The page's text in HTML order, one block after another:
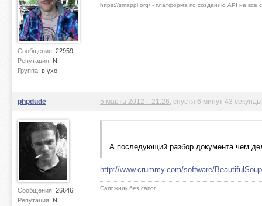
Сообщения: 22959
Репутация: N
Группа: в ухо
https://smappi.org/ - платформа по созданию API на все
phpdude
Сообщения: 26646
Репутация: N
5 марта 2012 г. 21:26 , спустя 6 минут 43 секунды
А последующий разбор документа чем
http://www.crummy.com/software/
Сапожник без сапог